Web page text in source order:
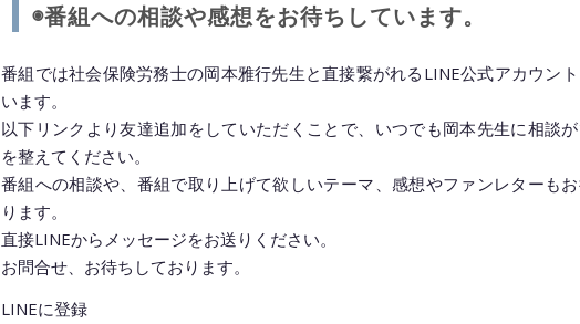
◉番組への相談や感想をお待ちしています。
番組では社会保険労務士の岡本雅行先生と直接繋がれるLINE公式アカウン
います。
以下リンクより友達追加をしていただくことで、いつでも岡本先生に相談
を整えてください。
番組への相談や、番組で取り上げて欲しいテーマ、感想やファンレターも
ります。
直接LINEからメッセージをお送りください。
お問合せ、お待ちしております。
LINEに登録